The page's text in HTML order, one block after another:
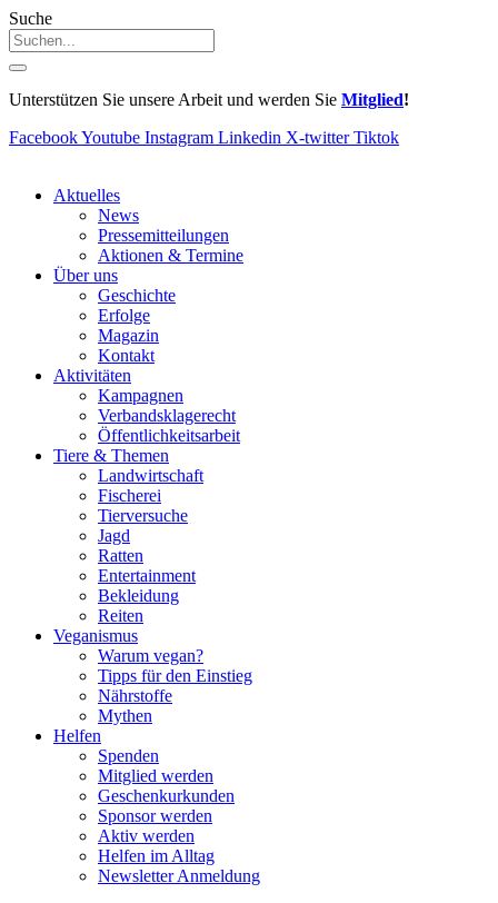
Suche
Unterstützen Sie unsere Arbeit und werden Sie Mitglied!
FacebookYoutube Instagram Linkedin X-twitter Tiktok
Aktuelles
News
Pressemitteilungen
Aktionen & Termine
Über uns
Geschichte
Erfolge
Magazin
Kontakt
Aktivitäten
Kampagnen
Verbandsklagerecht
Öffentlichkeitsarbeit
Tiere & Themen
Landwirtschaft
Fischerei
Tierversuche
Jagd
Ratten
Entertainment
Bekleidung
Reiten
Veganismus
Warum vegan?
Tipps für den Einstieg
Nährstoffe
Mythen
Helfen
Spenden
Mitglied werden
Geschenkurkunden
Sponsor werden
Aktiv werden
Helfen im Alltag
Newsletter Anmeldung